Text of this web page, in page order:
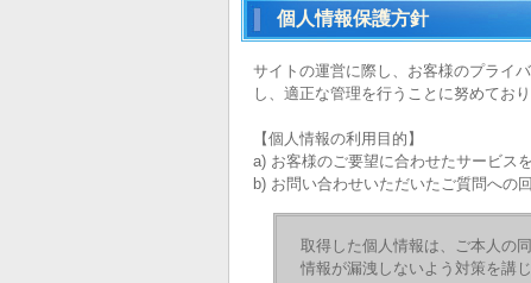
個人情報保護方針
サイトの運営に際し、お客様のプライ
し、適正な管理を行うことに努めており
【個人情報の利用目的】
a) お客様のご要望に合わせたサービス
b) お問い合わせいただいたご質問への
取得した個人情報は、ご本人の
情報が漏洩しないよう対策を講